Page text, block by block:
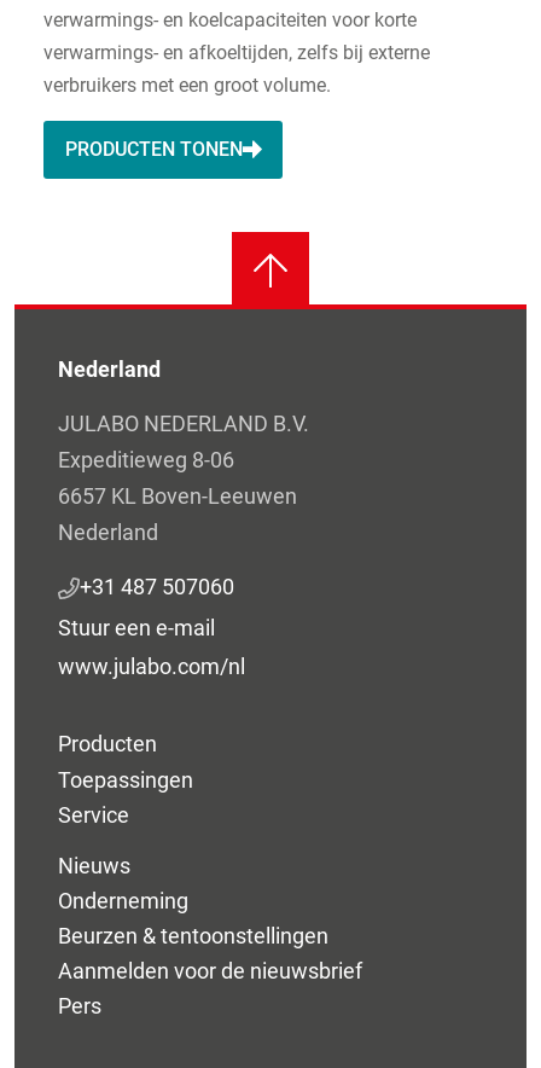
verwarmings- en koelcapaciteiten voor korte
verwarmings- en afkoeltijden, zelfs bij externe
verbruikers met een groot volume.
PRODUCTEN TONEN
Nederland
JULABO NEDERLAND B.V.
Expeditieweg 8-06
6657 KL Boven-Leeuwen
Nederland
+31 487 507060
Stuur een e-mail
www.julabo.com/nl
Producten
Toepassingen
Service
Nieuws
Onderneming
Beurzen & tentoonstellingen
Aanmelden voor de nieuwsbrief
Pers